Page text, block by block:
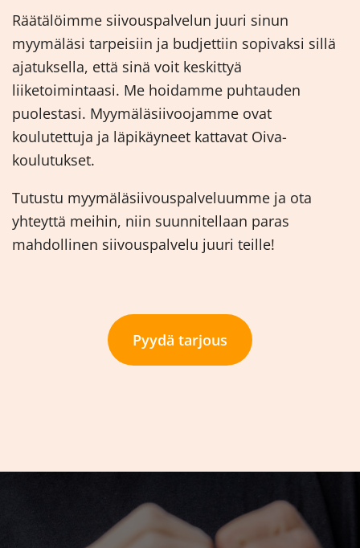
Räätälöimme siivouspalvelun juuri sinun
myymäläsi tarpeisiin ja budjettiin sopivaksi sillä
ajatuksella, että sinä voit keskittyä
liiketoimintaasi. Me hoidamme puhtauden
puolestasi. Myymäläsiivoojamme ovat
koulutettuja ja läpikäyneet kattavat Oiva-
koulutukset.
Tutustu myymäläsiivouspalveluumme ja ota
yhteyttä meihin, niin suunnitellaan paras
mahdollinen siivouspalvelu juuri teille!
Pyydä tarjous